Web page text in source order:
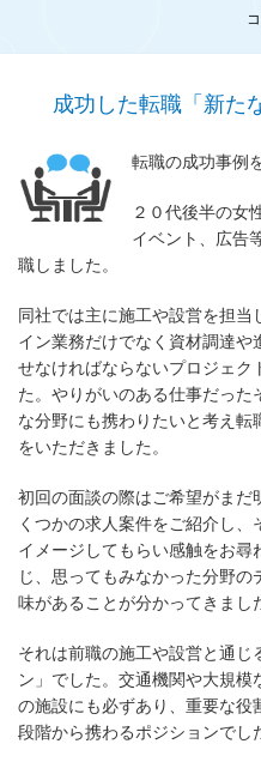
成功した転職「新た
転職の成功事例
２０代後半の女
イベント、広告
職しました。
同社では主に施工や設営を担
イン業務だけでなく資材調達や
せなければならないプロジェク
た。やりがいのある仕事だっ
な分野にも携わりたいと考え
をいただきました。
初回の面談の際はご希望がま
くつかの求人案件をご紹介し
イメージしてもらい感触をお尋
じ、思ってもみなかった分野
味があることが分かってきまし
それは前職の施工や設営と通じ
ン」でした。交通機関や大規
の施設にも必ずあり、重要な
段階から携わるポジションでし